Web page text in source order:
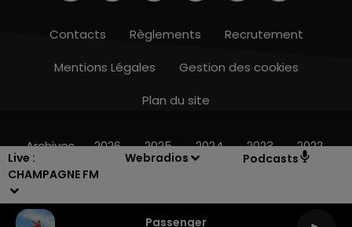
Live :
CHAMPAGNE FM
Webradios Podcasts
Passenger
Contacts Règlements
Recrutement
Mentions Légales
Gestion des cookies
Plan du site
Archives 2026 2025 2024 2023 2022